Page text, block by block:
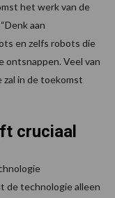
het werk van de
aan
en zelfs robots die
ontsnappen. Veel van
zal in de toekomst
cruciaal
de technologie alleen